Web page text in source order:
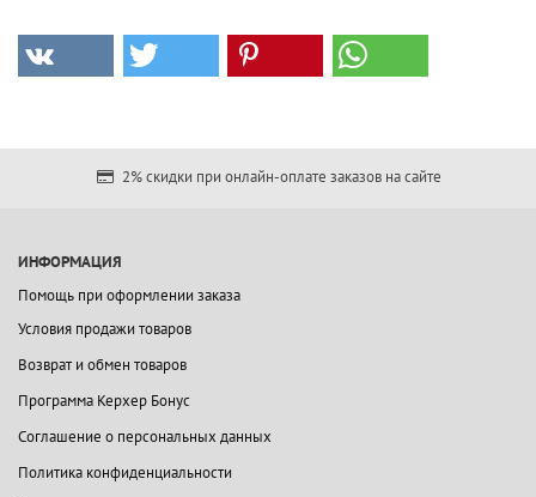
2% скидки при онлайн-оплате заказов на сайте
ИНФОРМАЦИЯ
Помощь при оформлении заказа
Условия продажи товаров
Возврат и обмен товаров
Программа Керхер Бонус
Соглашение о персональных данных
Политика конфиденциальности